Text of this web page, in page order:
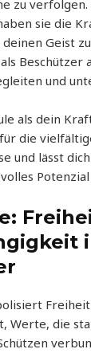
zu
sie die
Geist
Beschützer
und
als dein
die
und lässt
Werte, die